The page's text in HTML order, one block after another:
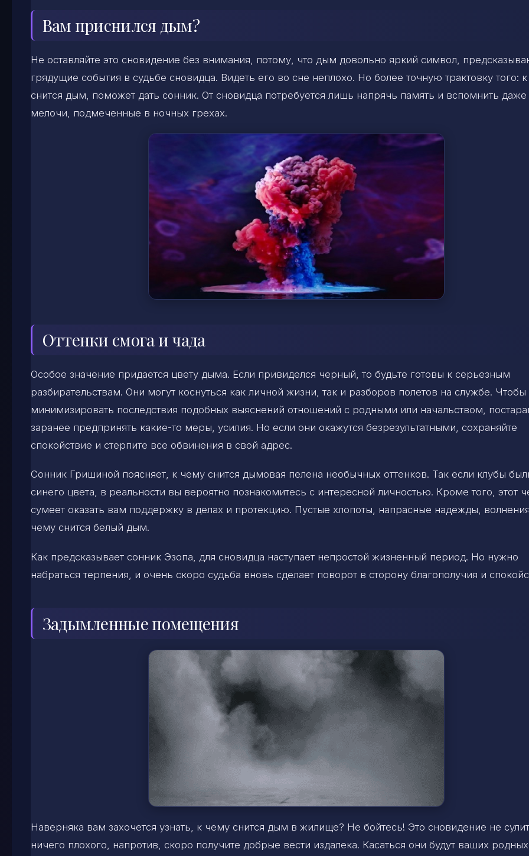
Вам приснился дым?
Не оставляйте это сновидение без внимания, потому, что дым довольно яркий символ,
грядущие события в судьбе сновидца. Видеть его во сне неплохо. Но более точную трактовку того:
снится дым, поможет дать сонник. От сновидца потребуется лишь напрячь память и вспомнить даже
мелочи, подмеченные в ночных грехах.
Оттенки смога и чада
Особое значение придается цвету дыма. Если привиделся черный, то будьте готовы к серьезным
разбирательствам. Они могут коснуться как личной жизни, так и разборов полетов на службе. Чтобы
минимизировать последствия подобных выяснений отношений с родными или начальством,
заранее предпринять какие-то меры, усилия. Но если они окажутся безрезультатными, сохраняйте
спокойствие и стерпите все обвинения в свой адрес.
Сонник Гришиной поясняет, к чему снится дымовая пелена необычных оттенков. Так если клубы
синего цвета, в реальности вы вероятно познакомитесь с интересной личностью. Кроме того, этот
сумеет оказать вам поддержку в делах и протекцию. Пустые хлопоты, напрасные надежды,
чему снится белый дым.
Как предсказывает сонник Эзопа, для сновидца наступает непростой жизненный период. Но нужно
набраться терпения, и очень скоро судьба вновь сделает поворот в сторону благополучия и
Задымленные помещения
Наверняка вам захочется узнать, к чему снится дым в жилище? Не бойтесь! Это сновидение не сулит
ничего плохого, напротив, скоро получите добрые вести издалека. Касаться они будут ваших